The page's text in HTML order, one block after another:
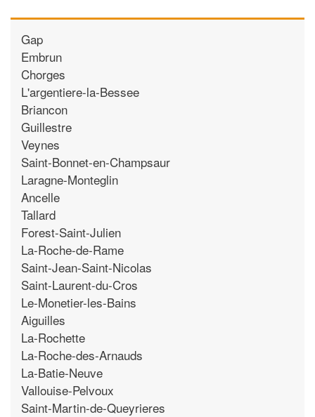
Gap
Embrun
Chorges
L'argentiere-la-Bessee
Briancon
Guillestre
Veynes
Saint-Bonnet-en-Champsaur
Laragne-Monteglin
Ancelle
Tallard
Forest-Saint-Julien
La-Roche-de-Rame
Saint-Jean-Saint-Nicolas
Saint-Laurent-du-Cros
Le-Monetier-les-Bains
Aiguilles
La-Rochette
La-Roche-des-Arnauds
La-Batie-Neuve
Vallouise-Pelvoux
Saint-Martin-de-Queyrieres